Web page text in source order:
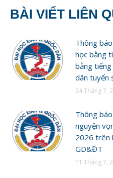
BÀI VIẾT LIÊN
Thông
học bằng
bằng
dân tuyển
24 Tháng 7,
Thông
nguyện
2026 trên
GD&ĐT
11 Tháng 7,